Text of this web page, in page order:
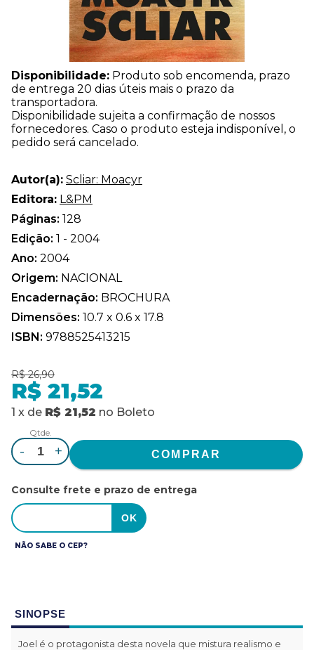
Disponibilidade: Produto sob encomenda, prazo
de entrega 20 dias úteis mais o prazo da
transportadora.
Disponibilidade sujeita a confirmação de nossos
fornecedores. Caso o produto esteja indisponível, o
pedido será cancelado.
Autor(a): Scliar: Moacyr
Editora: L&PM
Páginas: 128
Edição: 1 - 2004
Ano: 2004
Origem: NACIONAL
Encadernação: BROCHURA
Dimensões: 10.7 x 0.6 x 17.8
ISBN: 9788525413215
R$ 26,90
R$ 21,52
1 x de R$ 21,52 no Boleto
Qtde.
- +
Consulte frete e prazo de entrega
NÃO SABE O CEP?
SINOPSE
Joel é o protagonista desta novela que mistura realismo e